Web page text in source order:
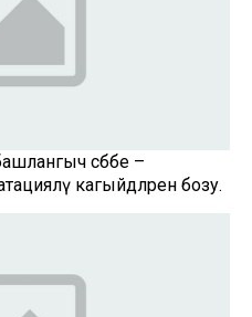
сәбәбе –
кагыйдәләрен бозу.